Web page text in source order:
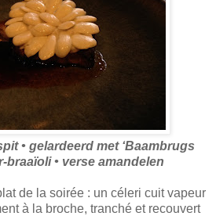
• gelardeerd met ‘Baambrugs
braaïoli • verse amandelen
de la soirée : un céleri cuit vapeur
à la broche, tranché et recouvert